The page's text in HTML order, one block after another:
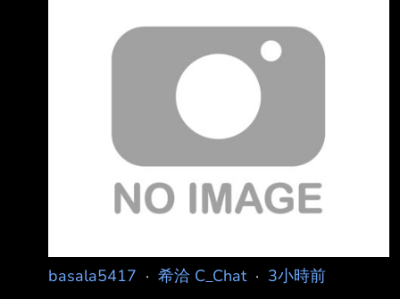
全球同步推出，以《英雄傳說 空之軌跡SC》為
基礎的王道劇情RPG 第二部作完全重製版《空
之軌跡 the 2nd》最新預告片公開。 --
basala5417 · 希洽 C_Chat· 3小時前